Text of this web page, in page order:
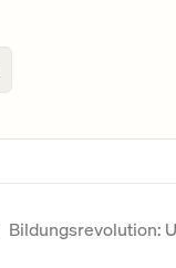
Bildungsrevolution: